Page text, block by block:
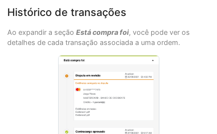
Histórico de transações
Ao expandir a seção Está compra foi, você pode ver os
detalhes de cada transação associada a uma ordem.